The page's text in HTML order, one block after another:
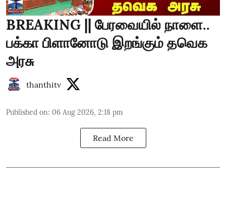
BREAKING || பேரவையில் நாளை..
பக்கா பிளானோடு இறங்கும் தவெக
அரசு
thanthitv
Published on: 06 Aug 2026, 2:18 pm
Read More